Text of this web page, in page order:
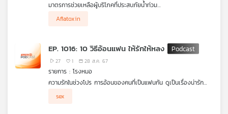
มาตรการช่วยเหลือผู้บริโภคที่ประสบภัยน้ำท่วม
ผู้ซื้อรถยนต์ไฟฟ้ายี่ห้อหนึ่ง ยื่นเรื่องต่อสำนักงานคณะกรรมการ
บาท แต่กลับเกิดปัญหาทั้งระบบไฟฟ้า ระบบเบรค ABS และปัญหาสี
รถหลุดร่อน จุดชาร์จที่ทางค่ายรถโฆษณาไว้ก็ไม่ได้มีให้บริการตาม
จำนวนที่โฆษณา ล่าสุด พบมีผู้ซื้อรถยนต์ยี่ห้อและรุ่นเดียวกันนี้ประสบ
ปัญหานับ 10 ราย
ฟังรายละเอียดปัญหาและข้อเรียกร้องจาก คุณฮูม ผู้ร้องเรียน
จ.ชลบุรี
คิดก่อนเชื่อ กับ ดร.แก้ว กังสดาลอำไพ นักพิษวิทยา กับ ชนาธิป
ตอน คำศัพท์วิทยาศาสตร์ ถ้าใช้ไม่ถูกความหมายผิด
Aflatoxin
EP. 1016: 10 วิธีอ้อนแฟน ให้รักให้หลง
27 1 28 ส.ค. 67
รายการ : โรงหมอ
ความรักในช่วงโปร การอ้อนของคนที่เป็นแฟนกัน ดูเป็นเรื่องน่ารัก
ถึงขั้นปวดหัวกับความสัมพันธ์
sex